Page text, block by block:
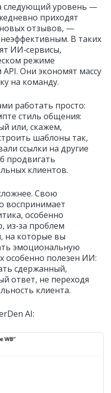
следующий уровень —
приходят
отзывов, —
В таких
ИИ‑сервисы,
режиме
Они экономят массу
на команду.
работать просто:
стиль общения:
или, скажем,
шаблоны так,
ссылки на другие
продвигать
клиентов.
Свою
воспринимает
особенно
из‑за проблем
на которые вы
эмоциональную
особенно полезен ИИ:
сдержанный,
ответ, не переходя
клиента.
AI: